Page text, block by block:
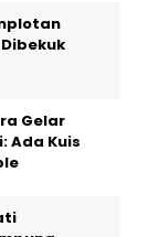
Gelar
Ada Kuis